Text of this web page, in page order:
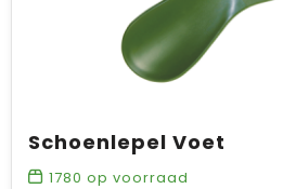
Schoenlepel Voet
1780 op voorraad